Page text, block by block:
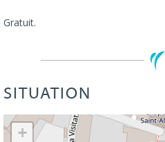
Gratuit.
SITUATION
+